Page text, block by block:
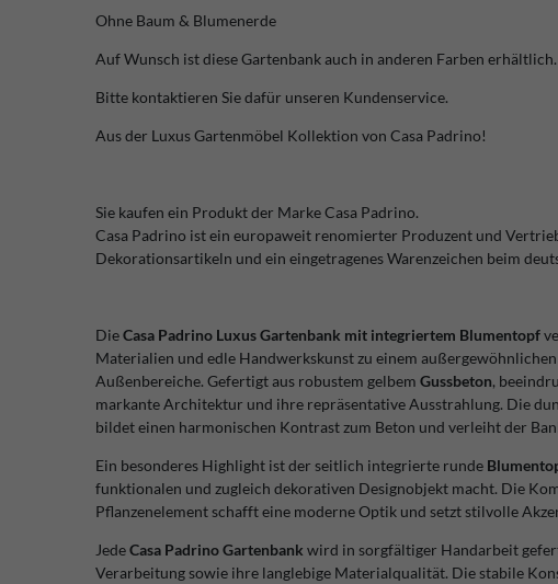
Ohne Baum & Blumenerde
Auf Wunsch ist diese Gartenbank auch in anderen Farben erhältlich.
Bitte kontaktieren Sie dafür unseren Kundenservice.
Aus der Luxus Gartenmöbel Kollektion von Casa Padrino!
Sie kaufen ein Produkt der Marke Casa Padrino.
Casa Padrino ist ein europaweit renomierter Produzent und
Dekorationsartikeln und ein eingetragenes Warenzeichen beim
DieCasa Padrino Luxus Gartenbank mit integriertem Blumentopf
Materialien und edle Handwerkskunst zu einem
Außenbereiche. Gefertigt aus robustem gelbem Gussbeton,
markante Architektur und ihre repräsentative Ausstrahlung. Die
bildet einen harmonischen Kontrast zum Beton und verleiht der
Ein besonderes Highlight ist der seitlich integrierte runde
funktionalen und zugleich dekorativen Designobjekt macht. Die
Pflanzenelement schafft eine moderne Optik und setzt stilvolle
JedeCasa Padrino Gartenbank wird in sorgfältiger Handarbeit
Verarbeitung sowie ihre langlebige Materialqualität. Die stabile